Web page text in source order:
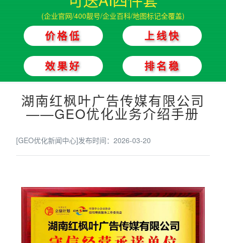
(企业官网/400靓号/企业百科/地图标记全覆盖)
价格低 上线快
效果好 排名稳
湖南红枫叶广告传媒有限公司
——GEO优化业务介绍手册
[GEO优化新闻中心]发布时间：2026-03-20